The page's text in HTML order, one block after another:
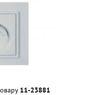
11-23881